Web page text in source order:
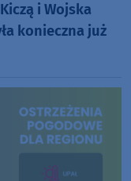
i Wojska
konieczna już